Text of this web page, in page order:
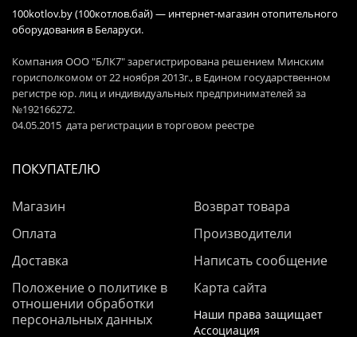
100kotlov.by (100котлов.бай) — интернет-магазин отопительного
оборудования в Беларуси.
Компания ООО "БЛК7" зарегистрирована решением Минским
горисполкомом от 22 ноября 2013г., в Едином государственном
регистре юр. лиц и индивидуальных предпринимателей за
№192166272.
04.05.2015 дата регистрации в торговом реестре
ПОКУПАТЕЛЮ
Магазин
Оплата
Доставка
Положение о политике в
отношении обработки
персональных данных
Возврат товара
Производители
Написать сообщение
Карта сайта
Наши права защищает
Ассоциация